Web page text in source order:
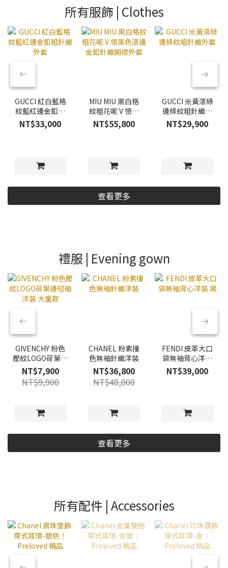
所有服飾 | Clothes
GUCCI 紅白藍格
紋藍紅邊金釦粗
針織外套
NT$33,000
MIU MIU 黑白格
紋粗花呢 V 領黑
色滾邊金釦針織
開襟外套
NT$55,800
GUCCI 米黃滾綠
邊條紋粗針織外
套
NT$29,900
查看更多
禮服 | Evening gown
GIVENCHY 粉色
壓紋LOGO荷葉邊
短袖洋裝 大童款
NT$7,900
NT$9,900
CHANEL 粉紫撞
色無袖針織洋裝
NT$36,800
NT$48,000
FENDI 皮革大口
袋無袖背心洋裝
黑
NT$39,000
查看更多
所有配件 | Accessories